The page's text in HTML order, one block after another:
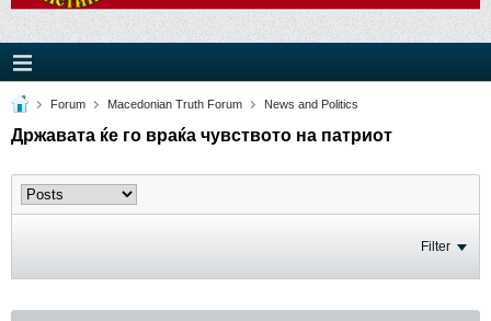
Forum Macedonian Truth Forum News and Politics
Државата ќе го враќа чувството на патриот
Filter